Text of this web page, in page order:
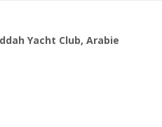
Yacht Club, Arabie